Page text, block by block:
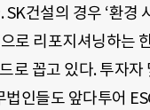
건설의 경우 ‘환
로 리포지셔닝하는
로 꼽고 있다. 투자
인들도 앞다투어